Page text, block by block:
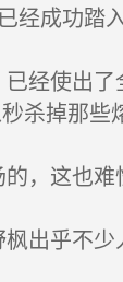
成功踏
经使出
杀掉那些
，这也难
出乎不